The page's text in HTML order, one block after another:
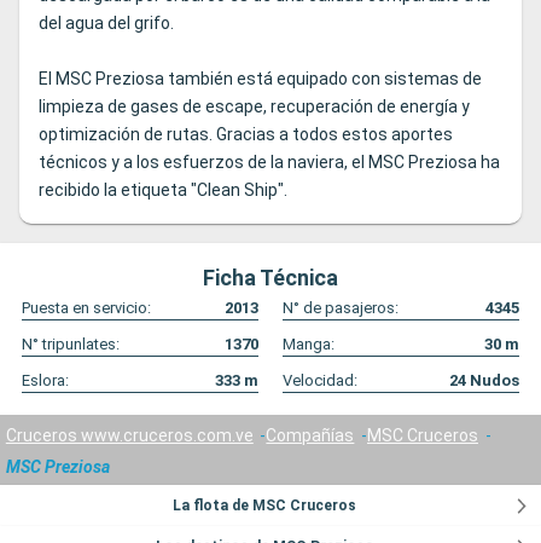
del agua del grifo.
El MSC Preziosa también está equipado con sistemas de
limpieza de gases de escape, recuperación de energía y
optimización de rutas. Gracias a todos estos aportes
técnicos y a los esfuerzos de la naviera, el MSC Preziosa ha
recibido la etiqueta "Clean Ship".
Ficha Técnica
Puesta en servicio: 2013 N° de pasajeros:
4345
N° tripunlates:
1370 Manga: 30 m
Eslora:
333 m Velocidad: 24 Nudos
Cruceros www.cruceros.com.ve Compañías
MSC Cruceros
MSC Preziosa
La flota de MSC Cruceros